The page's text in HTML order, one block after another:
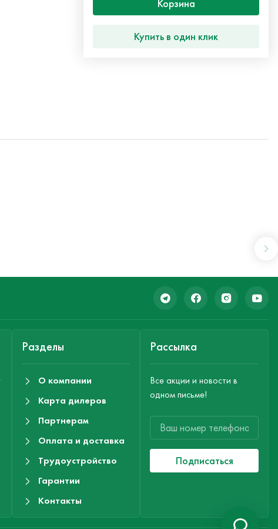
Корзина
Купить в один клик
Разделы
О компании
Карта дилеров
Партнерам
Оплата и доставка
Трудоустройство
Гарантии
Контакты
Рассылка
Все акции и новости в
одном письме!
Подписаться